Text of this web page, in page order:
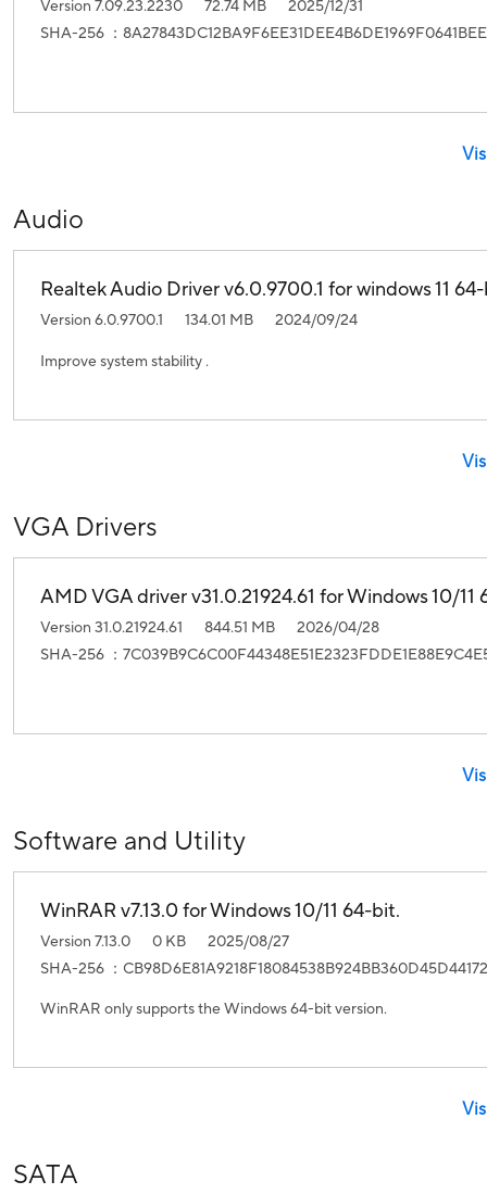
Version 7.09.23.2230 72.74 MB
2025/12/31
SHA-256 ：
Audio
Realtek Audio Driver v6.0.9700.1 for windows 11
Version 6.0.9700.1 134.01 MB 2024/09/24
Improve system stability .
VGA Drivers
AMD VGA driver v31.0.21924.61 for Windows 10/11
Version 31.0.21924.61 844.51 MB
2026/04/28
SHA-256 ：
Software and Utility
WinRAR v7.13.0 for Windows 10/11 64-bit.
Version 7.13.0 0 KB
2025/08/27
SHA-256 ：
WinRAR only supports the Windows 64-bit version.
SATA